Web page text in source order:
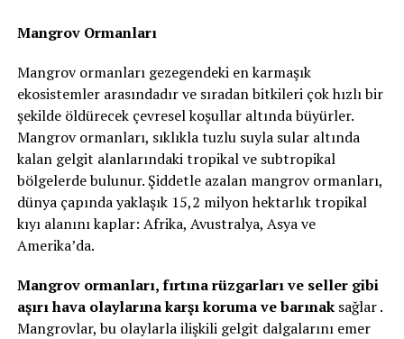
Mangrov Ormanları
Mangrov ormanları gezegendeki en karmaşık
ekosistemler arasındadır ve sıradan bitkileri çok hızlı bir
şekilde öldürecek çevresel koşullar altında büyürler.
Mangrov ormanları, sıklıkla tuzlu suyla sular altında
kalan gelgit alanlarındaki tropikal ve subtropikal
bölgelerde bulunur. Şiddetle azalan mangrov ormanları,
dünya çapında yaklaşık 15,2 milyon hektarlık tropikal
kıyı alanını kaplar: Afrika, Avustralya, Asya ve
Amerika’da.
Mangrov ormanları, fırtına rüzgarları ve seller gibi
aşırı hava olaylarına karşı koruma ve barınaksağlar .
Mangrovlar, bu olaylarla ilişkili gelgit dalgalarını emer